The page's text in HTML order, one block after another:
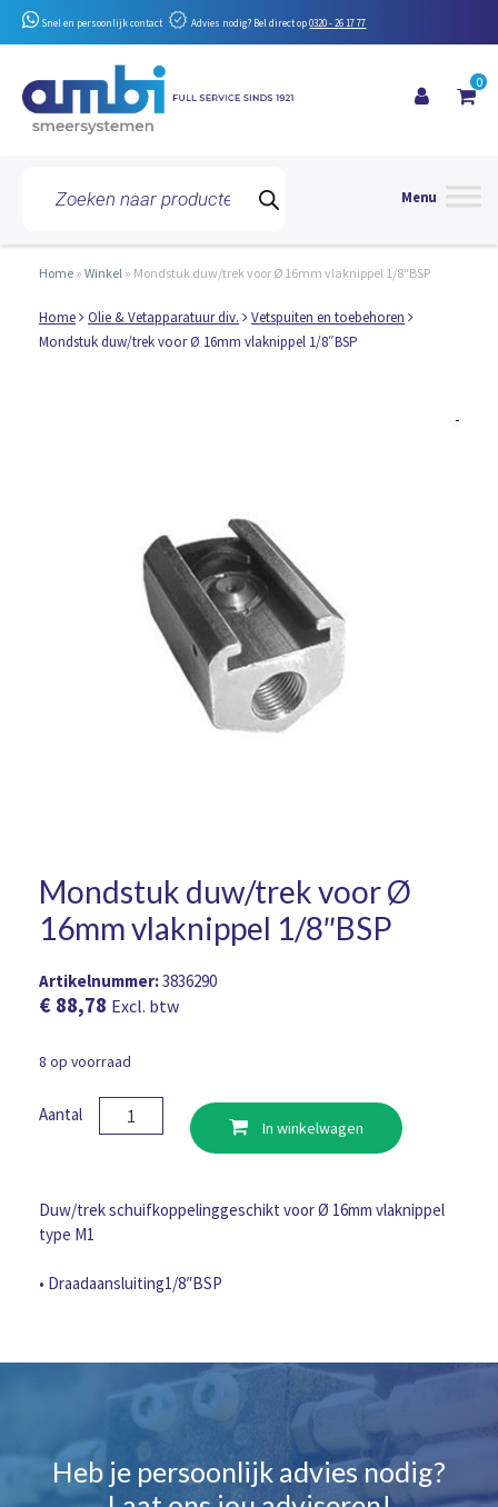
Snel en persoonlijk contact Advies nodig? Bel direct op0320 - 26 17 77
zoeken
0
Home » Winkel » Mondstuk duw/trek voor Ø 16mm vlaknippel 1/8″BSP
Home Olie & Vetapparatuur div.
Vetspuiten en toebehoren
Mondstuk duw/trek voor Ø 16mm vlaknippel 1/8″BSP
Mondstuk duw/trek voor Ø
16mm vlaknippel 1/8″BSP
Artikelnummer:3836290
€ 88,78 Excl. btw
8 op voorraad
Aantal
Mondstuk
duw/trek
16mm
aantal
In winkelwagen
Duw/trek schuifkoppelinggeschikt voor Ø 16mm vlaknippel
type M1
• Draadaansluiting1/8″BSP
Heb je persoonlijk advies nodig?